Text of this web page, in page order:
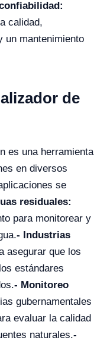
calidad,
un mantenimiento
de
es una herramienta
en diversos
se
residuales:
para monitorear y
- Industrias
asegurar que los
estándares
- Monitoreo
gubernamentales
evaluar la calidad
naturales.-